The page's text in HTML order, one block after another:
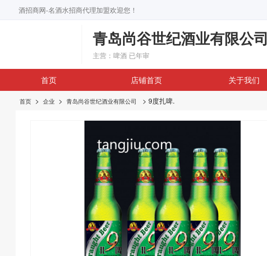
酒招商网-名酒水招商代理加盟欢迎您！
青岛尚谷世纪酒业有限公司
主营：啤酒 已年审
首页 店铺首页 关于我们
首页 > 企业 > 青岛尚谷世纪酒业有限公司 > 9度扎啤.